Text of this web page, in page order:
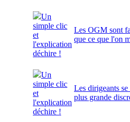
Un
simple clic
et
l'explication
déchire !
Les OGM sont
que ce que l'on
Un
simple clic
et
l'explication
déchire !
Les dirigeants
plus grande